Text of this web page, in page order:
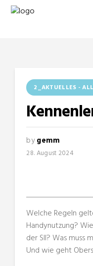
2_AKTUELLES -
bygemm
28. August 2024
Welche Regeln
Handynutzung?
der SII? Was muss
Und wie geht